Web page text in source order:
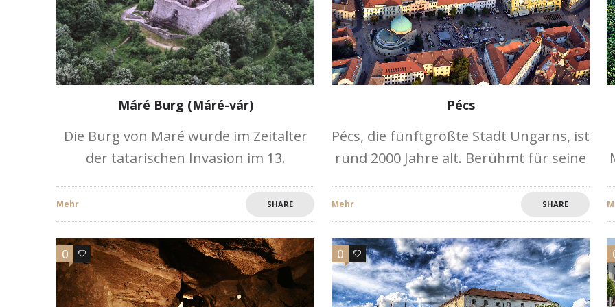
Máré Burg (Máré-vár)
Die Burg von Maré wurde im Zeitalter
der tatarischen Invasion im 13.
Die erste schriftliche Erwähnung
erfolgte 1316. Später, im 16.
Jahrhundert, wurde sie im
Mehr SHARE
Pécs
Pécs, die fünftgrößte Stadt Ungarns, ist
rund 2000 Jahre alt. Berühmt für seine
ist diese Stadt ein beliebtes Ziel für
Besucher, die an Geschichte und
Mehr SHARE
0 0 0 0